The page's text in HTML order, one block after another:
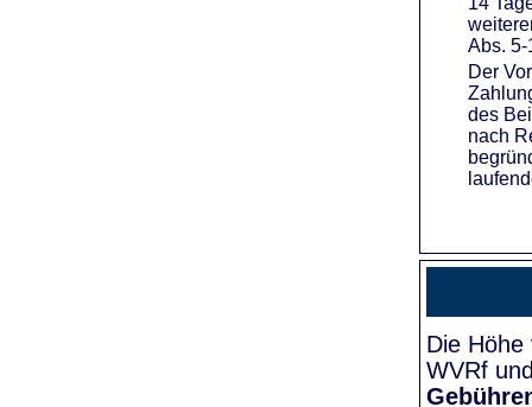
Abs.
Der
des
nach
Die
WVRf